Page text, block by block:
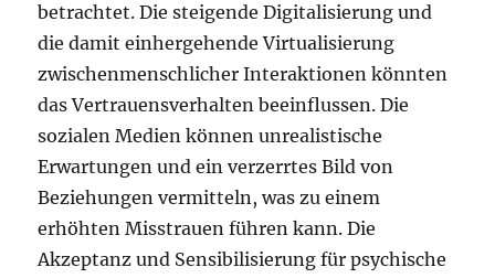
betrachtet. Die steigende Digitalisierung und
die damit einhergehende Virtualisierung
zwischenmenschlicher Interaktionen könnten
das Vertrauensverhalten beeinflussen. Die
sozialen Medien können unrealistische
Erwartungen und ein verzerrtes Bild von
Beziehungen vermitteln, was zu einem
erhöhten Misstrauen führen kann. Die
Akzeptanz und Sensibilisierung für psychische